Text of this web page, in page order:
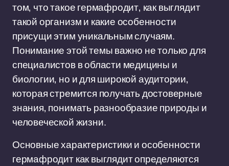
том, что такое гермафродит, как выглядит
такой организм и какие особенности
присущи этим уникальным случаям.
Понимание этой темы важно не только для
специалистов в области медицины и
биологии, но и для широкой аудитории,
которая стремится получать достоверные
знания, понимать разнообразие природы и
человеческой жизни.
Основные характеристики и особенности
гермафродит как выглядит определяются